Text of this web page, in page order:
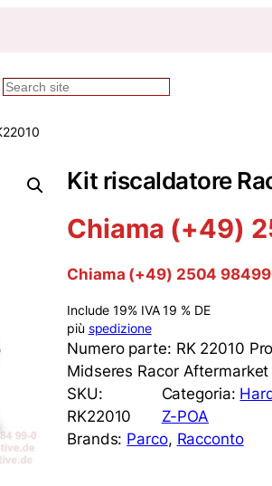
Ricerca
Kit riscaldatore
Chiama (+49)
Chiama (+49) 2504
Include 19% IVA 19 % DE
più spedizione
Numero parte: RK 22010
Midseres Racor Aftermarket
SKU:
RK22010
Categoria:
Z-POA
Brands: Parco, Racconto